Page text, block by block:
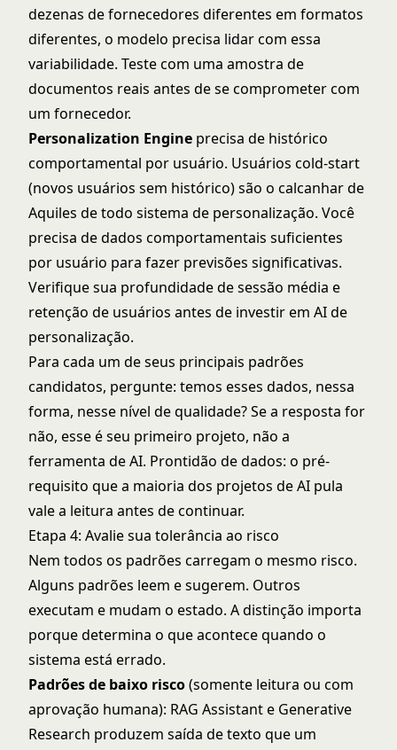
dezenas de fornecedores diferentes em formatos
diferentes, o modelo precisa lidar com essa
variabilidade. Teste com uma amostra de
documentos reais antes de se comprometer com
um fornecedor.
Personalization Engine precisa de histórico
comportamental por usuário. Usuários cold-start
(novos usuários sem histórico) são o calcanhar de
Aquiles de todo sistema de personalização. Você
precisa de dados comportamentais suficientes
por usuário para fazer previsões significativas.
Verifique sua profundidade de sessão média e
retenção de usuários antes de investir em AI de
personalização.
Para cada um de seus principais padrões
candidatos, pergunte: temos esses dados, nessa
forma, nesse nível de qualidade? Se a resposta for
não, esse é seu primeiro projeto, não a
ferramenta de AI. Prontidão de dados: o pré-
requisito que a maioria dos projetos de AI pula
vale a leitura antes de continuar.
Etapa 4: Avalie sua tolerância ao risco
Nem todos os padrões carregam o mesmo risco.
Alguns padrões leem e sugerem. Outros
executam e mudam o estado. A distinção importa
porque determina o que acontece quando o
sistema está errado.
Padrões de baixo risco(somente leitura ou com
aprovação humana): RAG Assistant e Generative
Research produzem saída de texto que um